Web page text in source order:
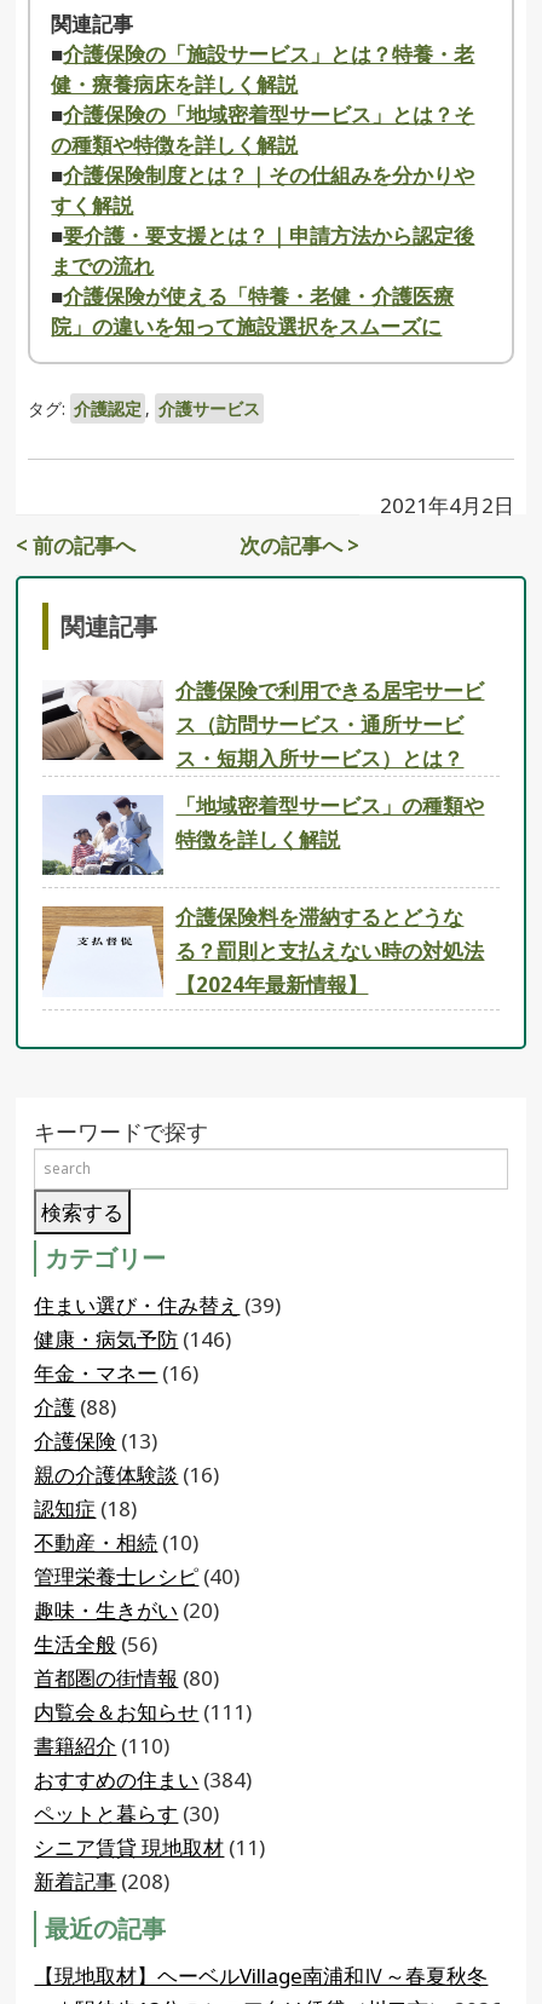
関連記事
■介護保険の「施設サービス」とは？特養・老
健・療養病床を詳しく解説
■介護保険の「地域密着型サービス」とは？そ
の種類や特徴を詳しく解説
■介護保険制度とは？｜その仕組みを分かりや
すく解説
■要介護・要支援とは？｜申請方法から認定後
までの流れ
■介護保険が使える「特養・老健・介護医療
院」の違いを知って施設選択をスムーズに
タグ: 介護認定 , 介護サービス
2021年4月2日
< 前の記事へ
次の記事へ >
関連記事
介護保険で利用できる居宅サービ
ス（訪問サービス・通所サービ
ス・短期入所サービス）とは？
「地域密着型サービス」の種類や
特徴を詳しく解説
介護保険料を滞納するとどうな
る？罰則と支払えない時の対処法
【2024年最新情報】
キーワードで探す
カテゴリー
住まい選び・住み替え (39)
健康・病気予防 (146)
年金・マネー (16)
介護 (88)
介護保険 (13)
親の介護体験談 (16)
認知症 (18)
不動産・相続 (10)
管理栄養士レシピ (40)
趣味・生きがい (20)
生活全般 (56)
首都圏の街情報 (80)
内覧会＆お知らせ (111)
書籍紹介 (110)
おすすめの住まい (384)
ペットと暮らす (30)
シニア賃貸 現地取材 (11)
新着記事 (208)
最近の記事
【現地取材】ヘーベルVillage南浦和Ⅳ～春夏秋冬